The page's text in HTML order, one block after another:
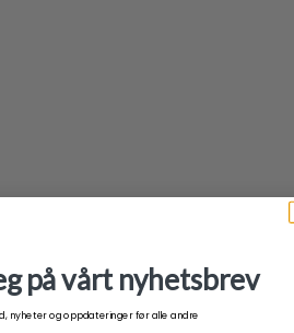
på vårt nyhetsbrev
nyheter og oppdateringer før alle andre